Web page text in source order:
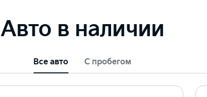
Авто в наличии
Все авто С пробегом